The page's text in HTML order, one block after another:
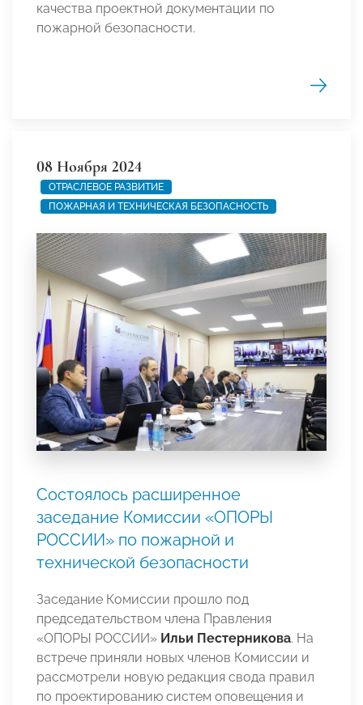
качества проектной документации по
пожарной безопасности.
08 Ноября 2024
ОТРАСЛЕВОЕ РАЗВИТИЕ
ПОЖАРНАЯ И ТЕХНИЧЕСКАЯ БЕЗОПАСНОСТЬ
Состоялось расширенное
заседание Комиссии «ОПОРЫ
РОССИИ» по пожарной и
технической безопасности
Заседание Комиссии прошло под
председательством члена Правления
«ОПОРЫ РОССИИ» Ильи Пестерникова. На
встрече приняли новых членов Комиссии и
рассмотрели новую редакция свода правил
по проектированию систем оповещения и